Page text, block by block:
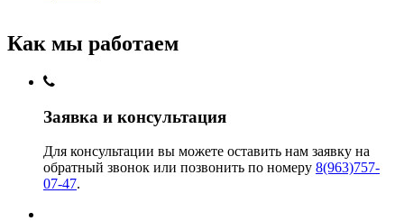
Как мы работаем
Заявка и консультация
Для консультации вы можете оставить нам заявку на
обратный звонок или позвонить по номеру 8(963)757-
07-47.